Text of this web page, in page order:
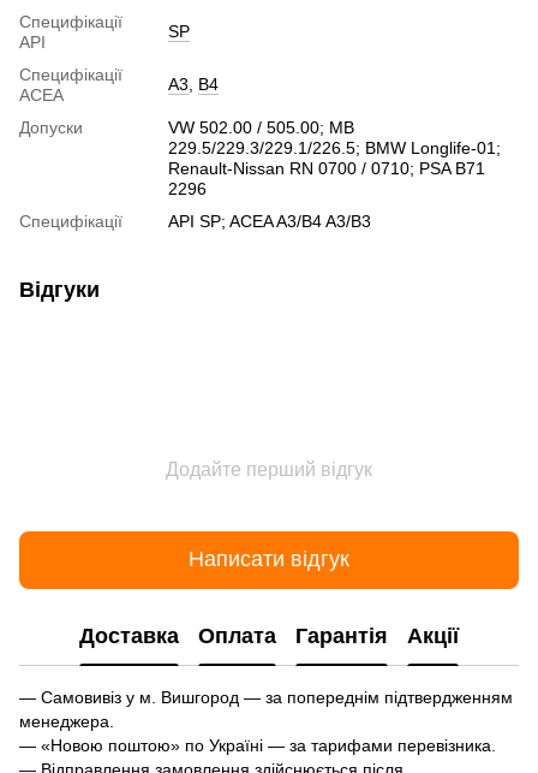
Специфікації
API
SP
Специфікації
ACEA
A3 B4
Допуски
VW 502.00 / 505.00; MB
229.5/229.3/229.1/226.5; BMW Longlife-01;
Renault-Nissan RN 0700 / 0710; PSA B71
2296
Специфікації
API SP; ACEA A3/B4 A3/B3
Відгуки
Додайте перший відгук
Написати відгук
Доставка Оплата Гарантія Акції
— Самовивіз у м. Вишгород — за попереднім підтвердженням
менеджера.
— «Новою поштою» по Україні — за тарифами перевізника.
— Відправлення замовлення здійснюється після